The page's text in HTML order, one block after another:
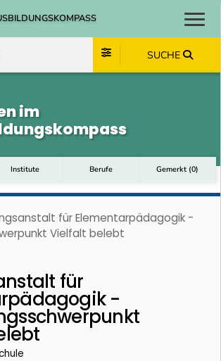
SUCHE
im
Institute Berufe Gemerkt (0)
für Elementarpädagogik -
Vielfalt belebt
für
-